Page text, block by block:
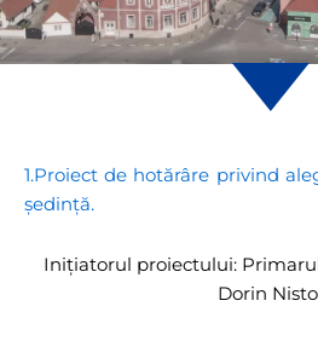
1.Proiect de hotărâre privind
ședință.
Inițiatorul proiectului:
Dorin